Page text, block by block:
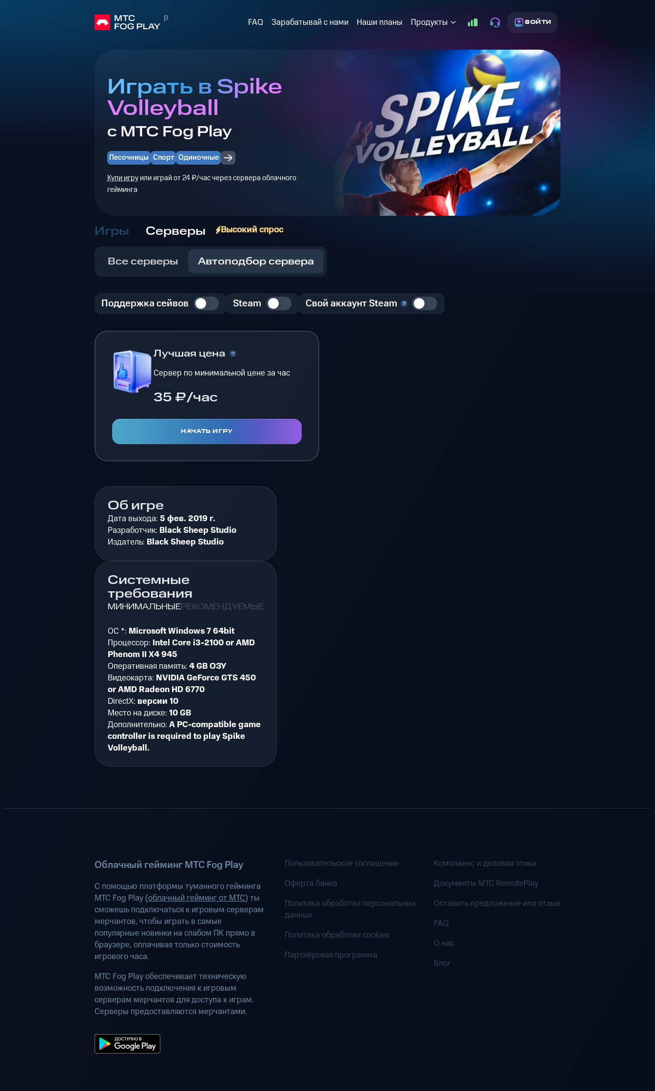
FAQ Зарабатывай с нами Наши планы Продукты ВОЙТИ
Играть в Spike
Volleyball
с МТС Fog Play
Песочницы Спорт Одиночные
Купи игруили играй от 24 ₽/час через сервера облачного
гейминга
Игры Серверы Высокий спрос
Все серверы Автоподбор сервера
Поддержка сейвов Steam Свой аккаунт Steam
Лучшая цена
Сервер по минимальной цене за час
35 ₽/час
НАЧАТЬ ИГРУ
Об игре
Дата выхода: 5 фев. 2019 г.
Разработчик: Black Sheep Studio
Издатель: Black Sheep Studio
Системные
требования
МИНИМАЛЬНЫЕРЕКОМЕНДУЕМЫЕ
ОС *: Microsoft Windows 7 64bit
Процессор: Intel Core i3-2100 or AMD
Phenom II X4 945
Оперативная память: 4 GB ОЗУ
Видеокарта: NVIDIA GeForce GTS 450
or AMD Radeon HD 6770
DirectX: версии 10
Место на диске: 10 GB
Дополнительно: A PC-compatible game
controller is required to play Spike
Volleyball.
Облачный гейминг МТС Fog Play
С помощью платформы туманного гейминга
МТС Fog Play (облачный гейминг от МТС) ты
сможешь подключаться к игровым серверам
мерчантов, чтобы играть в самые
популярные новинки на слабом ПК прямо в
браузере, оплачивая только стоимость
игрового часа.
МТС Fog Play обеспечивает техническую
возможность подключения к игровым
серверам мерчантов для доступа к играм.
Серверы предоставляются мерчантами.
Пользовательское соглашение
Оферта банка
Политика обработки персональных
данных
Политика обработки cookies
Партнёрская программа
Комплаенс и деловая этика
Документы MTC RemotePlay
Оставить предложение или отзыв
FAQ
О нас
Блог